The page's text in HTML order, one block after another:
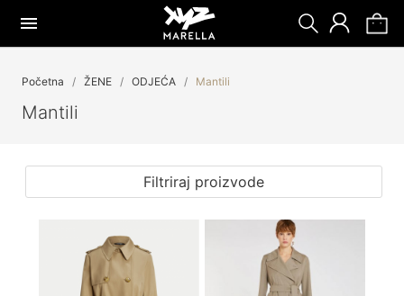
Početna ŽENE ODJEĆA Mantili
Mantili
Filtriraj proizvode